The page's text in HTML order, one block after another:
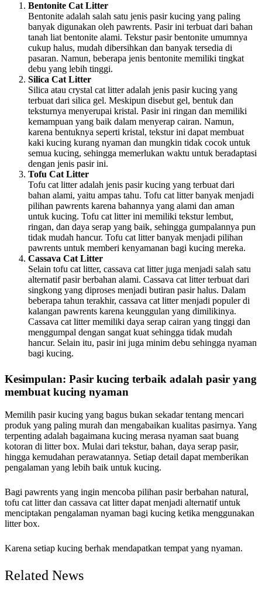
Bentonite Cat Litter
Bentonite adalah salah satu jenis pasir kucing yang paling
banyak digunakan oleh pawrents. Pasir ini terbuat dari bahan
tanah liat bentonite alami. Tekstur pasir bentonite umumnya
cukup halus, mudah dibersihkan dan banyak tersedia di
pasaran. Namun, beberapa jenis bentonite memiliki tingkat
debu yang lebih tinggi.
Silica Cat Litter
Silica atau crystal cat litter adalah jenis pasir kucing yang
terbuat dari silica gel. Meskipun disebut gel, bentuk dan
teksturnya menyerupai kristal. Pasir ini ringan dan memiliki
kemampuan yang baik dalam menyerap cairan. Namun,
karena bentuknya seperti kristal, tekstur ini dapat membuat
kaki kucing kurang nyaman dan mungkin tidak cocok untuk
semua kucing, sehingga memerlukan waktu untuk beradaptasi
dengan jenis pasir ini.
Tofu Cat Litter
Tofu cat litter adalah jenis pasir kucing yang terbuat dari
bahan alami, yaitu ampas tahu. Tofu cat litter banyak menjadi
pilihan pawrents karena bahannya yang alami dan aman
untuk kucing. Tofu cat litter ini memiliki tekstur lembut,
ringan, dan daya serap yang baik, sehingga gumpalannya pun
tidak mudah hancur. Tofu cat litter banyak menjadi pilihan
pawrents untuk memberi kenyamanan bagi kucing mereka.
Cassava Cat Litter
Selain tofu cat litter, cassava cat litter juga menjadi salah satu
alternatif pasir berbahan alami. Cassava cat litter terbuat dari
singkong yang diproses menjadi butiran pasir halus. Dalam
beberapa tahun terakhir, cassava cat litter menjadi populer di
kalangan pawrents karena keunggulan yang dimilikinya.
Cassava cat litter memiliki daya serap cairan yang tinggi dan
menggumpal dengan sangat kuat sehingga tidak mudah
hancur. Selain itu, pasir ini juga minim debu sehingga nyaman
bagi kucing.
Kesimpulan: Pasir kucing terbaik adalah pasir yang
membuat kucing nyaman
Memilih pasir kucing yang bagus bukan sekadar tentang mencari
produk yang paling murah dan mengabaikan kualitas pasirnya. Yang
terpenting adalah bagaimana kucing merasa nyaman saat buang
kotoran di litter box. Mulai dari tekstur, bahan, daya serap pasir,
hingga kemudahan perawatannya. Setiap detail dapat memberikan
pengalaman yang lebih baik untuk kucing.
Bagi pawrents yang ingin mencoba pilihan pasir berbahan natural,
tofu cat litter dan cassava cat litter dapat menjadi alternatif untuk
menciptakan pengalaman nyaman bagi kucing ketika menggunakan
litter box.
Karena setiap kucing berhak mendapatkan tempat yang nyaman.
Related News